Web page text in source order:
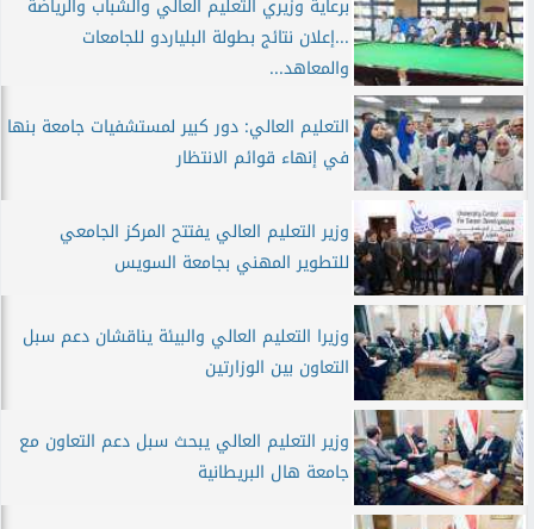
برعاية وزيري التعليم العالي والشباب والرياضة
...إعلان نتائج بطولة البلياردو للجامعات
والمعاهد...
التعليم العالي: دور كبير لمستشفيات جامعة بنها
في إنهاء قوائم الانتظار
وزير التعليم العالي يفتتح المركز الجامعي
للتطوير المهني بجامعة السويس
وزيرا التعليم العالي والبيئة يناقشان دعم سبل
التعاون بين الوزارتين
وزير التعليم العالي يبحث سبل دعم التعاون مع
جامعة هال البريطانية